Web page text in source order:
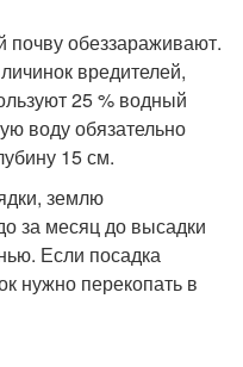
почву обеззараживают.
вредителей,
25 % водный
воду обязательно
15 см.
землю
за месяц до высадки
Если посадка
нужно перекопать в